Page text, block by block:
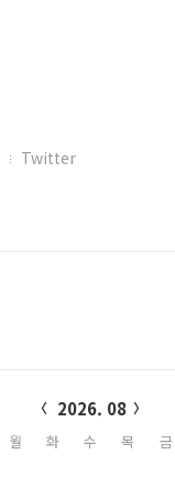
Twitter
2026. 08
월 화 수 목 금